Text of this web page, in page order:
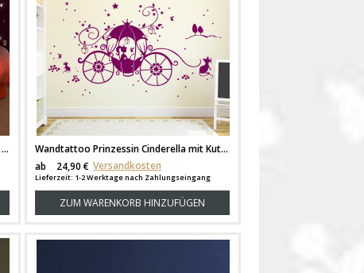
Wandtattoo fluoreszierende Kronen 113 Teile M1173
Wandtattoo Prinzessin Cinderella mit Kutsche Mäuse und Sterne M1188
ab
24,90 € Versandkosten
Lieferzeit: 1-2 Werktage nach Zahlungseingang
ZUM WARENKORB HINZUFÜGEN